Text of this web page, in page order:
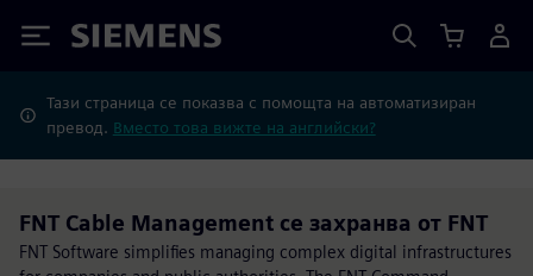
Siemens
Тази страница се показва с помощта на автоматизиран
превод. Вместо това вижте на английски?
FNT Cable Management се захранва от FNT
FNT Software simplifies managing complex digital infrastructures